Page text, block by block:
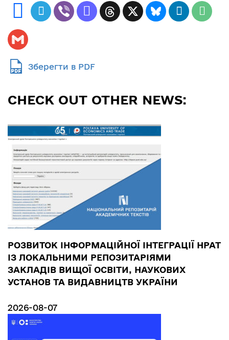
Зберегти в PDF
CHECK OUT OTHER NEWS:
РОЗВИТОК ІНФОРМАЦІЙНОЇ ІНТЕГРАЦІЇ НРАТ
ІЗ ЛОКАЛЬНИМИ РЕПОЗИТАРІЯМИ
ЗАКЛАДІВ ВИЩОЇ ОСВІТИ, НАУКОВИХ
УСТАНОВ ТА ВИДАВНИЦТВ УКРАЇНИ
2026-08-07